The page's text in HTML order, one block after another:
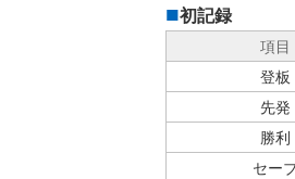
初記録
項目
登板
先発
勝利
セー